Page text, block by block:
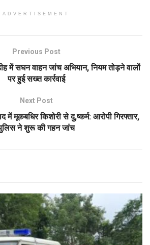
ADVERTISEMENT
Previous Post
में सघन वाहन जांच अभियान, नियम तोड़ने वालों
पर हुई सख्त कार्रवाई
Next Post
मूकबधिर किशोरी से दु,ष्कर्म: आरोपी गिरफ्तार,
ने शुरू की गहन जांच